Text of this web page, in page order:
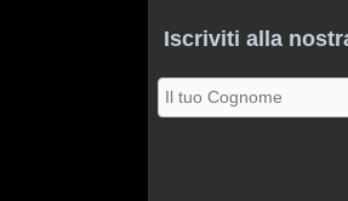
Iscriviti alla